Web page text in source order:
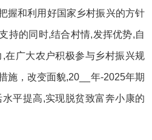
握和利用好国家乡村振兴的方针
持的同时,结合村情,发挥优势,自
在广大农户积极参与乡村振兴规
施，改变面貌,20__年-2025年期
平提高,实现脱贫致富奔小康的